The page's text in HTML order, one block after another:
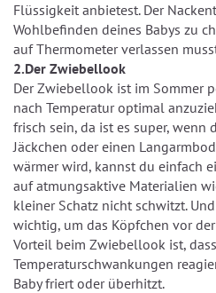
Flüssigkeit anbietest. Der
Wohlbefinden deines Babys zu
auf Thermometer verlassen
2.Der Zwiebellook
Der Zwiebellook ist im Sommer
nach Temperatur optimal
frisch sein, da ist es super, wenn
Jäckchen oder einen
wärmer wird, kannst du einfach
auf atmungsaktive Materialien
kleiner Schatz nicht schwitzt.
wichtig, um das Köpfchen vor
Vorteil beim Zwiebellook ist,
Temperaturschwankungen
Baby friert oder überhitzt.